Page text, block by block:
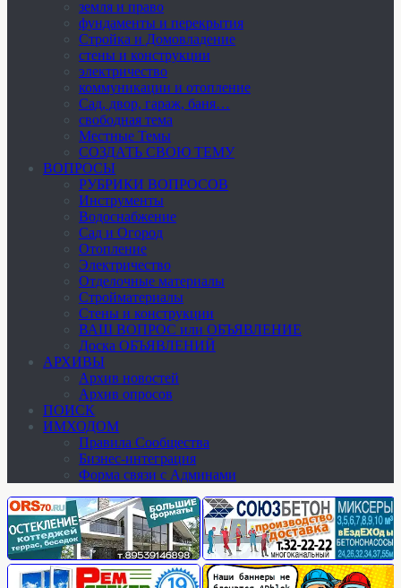
земля и право
фундаменты и перекрытия
Стройка и Домовладение
стены и конструкции
электричество
коммуникации и отопление
Cад, двор, гараж, баня…
свободная тема
Местные Темы
СОЗДАТЬ СВОЮ ТЕМУ
ВОПРОСЫ
РУБРИКИ ВОПРОСОВ
Инструменты
Водоснабжение
Сад и Огород
Отопление
Электричество
Отделочные материалы
Стройматериалы
Стены и конструкции
ВАШ ВОПРОС или ОБЪЯВЛЕНИЕ
Доска ОБЪЯВЛЕНИЙ
АРХИВЫ
Архив новостей
Архив опросов
ПОИСК
ИМХОДОМ
Правила Сообщества
Бизнес-интеграция
Форма связи с Админами